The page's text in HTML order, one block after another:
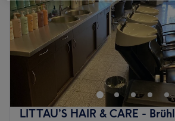
LITTAU’S HAIR & CARE - Brühl